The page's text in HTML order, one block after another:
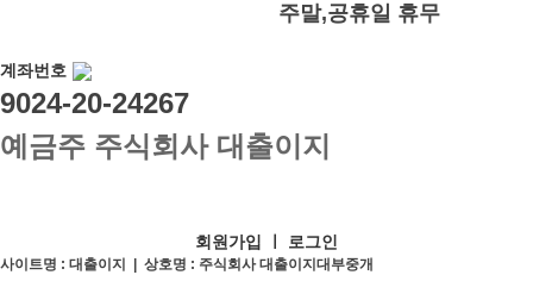
주말,공휴일 휴무
계좌번호
9024-20-24267
예금주 주식회사 대출이지
회원가입 로그인
사이트명 : 대출이지 | 상호명 : 주식회사 대출이지대부중개